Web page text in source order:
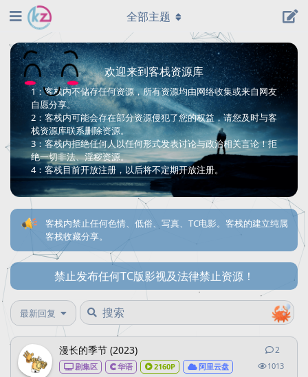
欢迎来到客栈资源库
1：客栈内不储存任何资源，所有资源均由网络收集或来自网友
自愿分享。
2：客栈内可能会存在部分资源侵犯了您的权益，请您及时与客
栈资源库联系删除资源。
3：客栈内拒绝任何人以任何形式发表讨论与政治相关言论！拒
绝一切非法、淫秽资源。
4：客栈目前开放注册，以后将不定期开放注册。
客栈内禁止任何色情、低俗、写真、TC电影。客栈的建立纯属
客栈收藏分享。
全部主题
最新回复
漫长的季节 (2023)
剧集区 华语 2160P 阿里云盘 1013
2